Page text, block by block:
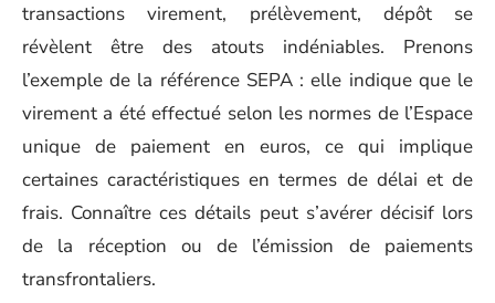
transactions virement, prélèvement, dépôt se
révèlent être des atouts indéniables. Prenons
l’exemple de la référence SEPA : elle indique que le
virement a été effectué selon les normes de l’Espace
unique de paiement en euros, ce qui implique
certaines caractéristiques en termes de délai et de
frais. Connaître ces détails peut s’avérer décisif lors
de la réception ou de l’émission de paiements
transfrontaliers.